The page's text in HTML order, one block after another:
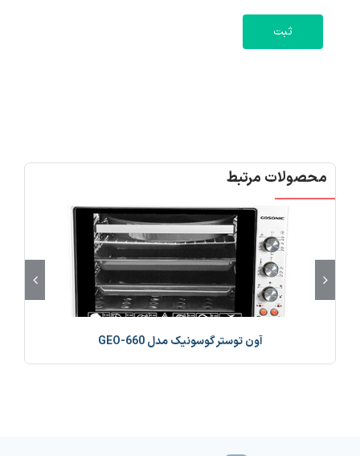
محصولات مرتبط
آون توستر گوسونیک مدل GEO-660